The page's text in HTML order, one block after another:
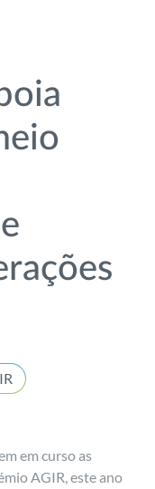
em curso as
AGIR, este ano